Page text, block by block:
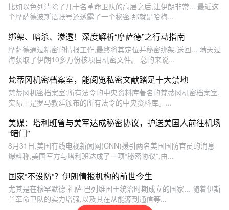
比如以色列清除了几十名革命卫队的高层之后,让伊朗非常... 最近这
个摩萨德波斯语账号还透露了一个秘密,那就是哈梅...
绑架、暗杀、渗透！深度解析“摩萨德”之行动指南
摩萨德通过精密的情报工作,最终将其定位并秘密绑架,送回... 瞒天过
海获取了伊朗10多万份核项目机密文件。 总的来说...
梵蒂冈机密档案室，能阅览私密文献踏足十大禁地
梵蒂冈机密档案室:所有法令的中央资料库著名的梵蒂冈机密档案室,
实际上是罗马教廷颁布的所有法令的中央资料库。...
美媒：塔利班曾与美军达成秘密协议，护送美国人前往机场
“暗门”
8月31日,美国有线电视新闻网(CNN)援引两名美国国防官员的消息
爆料称,美国军方与塔利班达成了一项“秘密协议”,由...
国家“不设防”？伊朗情报机构的前世今生
尤其是在穆罕默德·礼萨·巴列维国王统治时期成立的国家... 随着伊斯
兰革命卫队的实力增强,以及其在从能源到通信等...